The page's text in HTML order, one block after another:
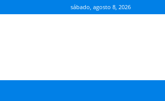
sábado, agosto 8, 2026